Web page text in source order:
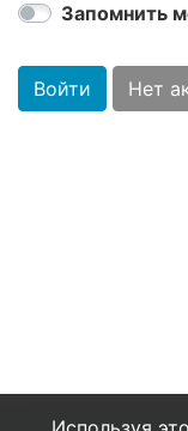
Запомнить
Войти Нет